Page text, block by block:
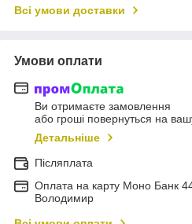
Всі умови доставки
Умови оплати
Ви отримаєте замовлення
або гроші повернуться на
Детальніше
Післяплата
Оплата на карту Моно Банк
Володимир